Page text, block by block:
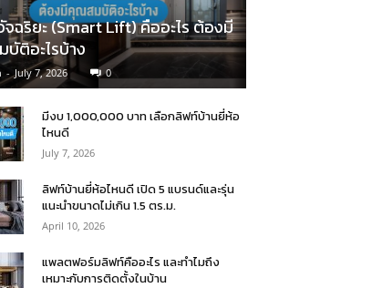
ฉริยะ (Smart Lift) คืออะไร ต้องมี
ติอะไรบ้าง
- July 7, 2026 0
มีงบ 1,000,000 บาท เลือกลิฟท์บ้านยี่ห้อ
ไหนดี
July 7, 2026
ลิฟท์บ้านยี่ห้อไหนดี เปิด 5 แบรนด์และรุ่น
แนะนำขนาดไม่เกิน 1.5 ตร.ม.
April 10, 2026
แพลตฟอร์มลิฟท์คืออะไร และทำไมถึง
เหมาะกับการติดตั้งในบ้าน